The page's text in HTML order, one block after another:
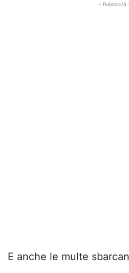
- Pubblicità
E anche le multe